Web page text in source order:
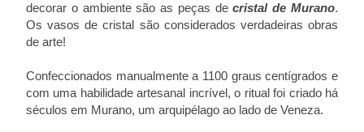
decorar o ambiente são as peças decristal de Murano.
Os vasos de cristal são considerados verdadeiras obras
de arte!
Confeccionados manualmente a 1100 graus centígrados e
com uma habilidade artesanal incrível, o ritual foi criado há
séculos em Murano, um arquipélago ao lado de Veneza.